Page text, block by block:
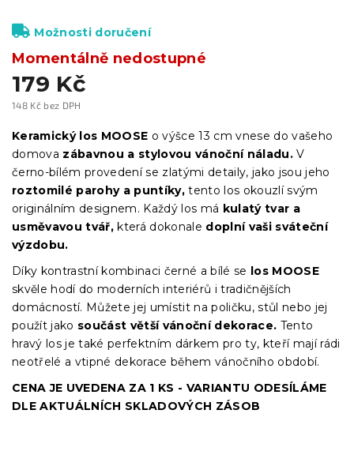
179 Kč
148 Kč bez DPH
cena:
Momentálně nedostupné
Možnosti doručení
Keramický los MOOSE o výšce 13 cm vnese do vašeho
domova zábavnou a stylovou vánoční náladu. V
černo-bílém provedení se zlatými detaily, jako jsou jeho
roztomilé parohy a puntíky, tento los okouzlí svým
originálním designem. Každý los má kulatý tvar a
usměvavou tvář, která dokonale doplní vaši sváteční
výzdobu.
Díky kontrastní kombinaci černé a bílé se los MOOSE
skvěle hodí do moderních interiérů i tradičnějších
domácností. Můžete jej umístit na poličku, stůl nebo jej
použít jako součást větší vánoční dekorace. Tento
hravý los je také perfektním dárkem pro ty, kteří mají rádi
neotřelé a vtipné dekorace během vánočního období.
CENA JE UVEDENA ZA 1 KS - VARIANTU ODESÍLÁME
DLE AKTUÁLNÍCH SKLADOVÝCH ZÁSOB